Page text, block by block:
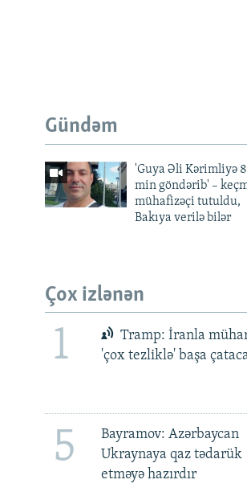
Gündəm
'Guya Əli Kərimliyə
min göndərib' –
mühafizəçi tutuldu,
Bakıya verilə bilər
Çox izlənən
1
Tramp: İranla
'çox tezliklə' başa
5
Bayramov: Azərbaycan
Ukraynaya qaz tədarük
etməyə hazırdır